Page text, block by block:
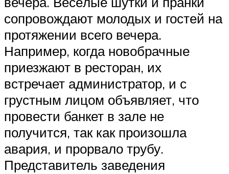
сопровождают молодых и гостей на
протяжении всего вечера.
Например, когда новобрачные
приезжают в ресторан, их
встречает администратор, и с
грустным лицом объявляет, что
провести банкет в зале не
получится, так как произошла
авария, и прорвало трубу.
Представитель заведения